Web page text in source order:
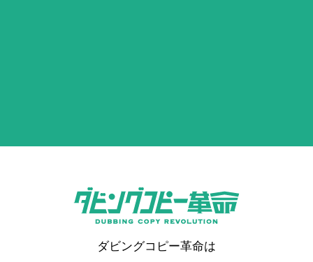
ダビングコピー革命は